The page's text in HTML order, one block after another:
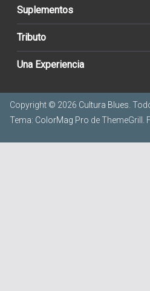
Suplementos
Tributo
Una Experiencia
Copyright © 2026 Cultura Blues.
Tema: ColorMag Pro de ThemeGrill.